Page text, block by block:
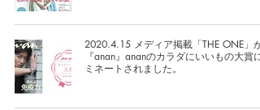
2020.4.15 メディア掲載「THE ONE」が
『anan』ananのカラダにいいもの大賞に
ミネートされました。